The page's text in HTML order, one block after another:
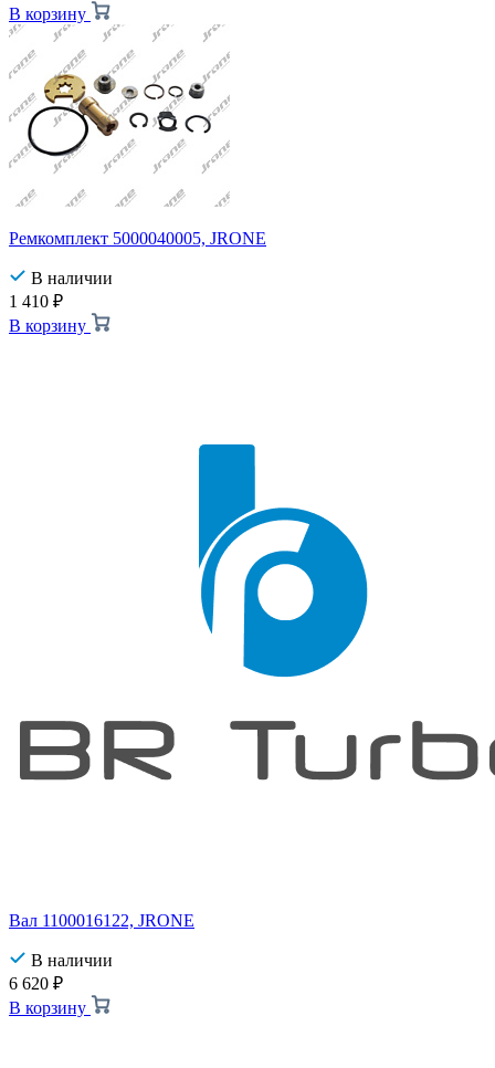
В корзину
Ремкомплект 5000040005, JRONE
В наличии
1 410 ₽
В корзину
Вал 1100016122, JRONE
В наличии
6 620 ₽
В корзину